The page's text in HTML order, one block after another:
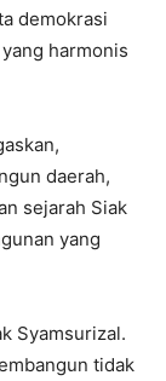
demokrasi
harmonis
daerah,
sejarah Siak
yang
Syamsurizal.
tidak